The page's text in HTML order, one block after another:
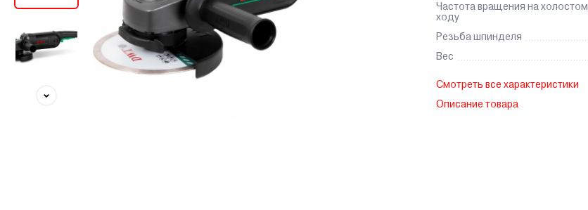
Частота вращения на холостом
ходу
Резьба шпинделя
Вес
Смотреть все характеристики
Описание товара